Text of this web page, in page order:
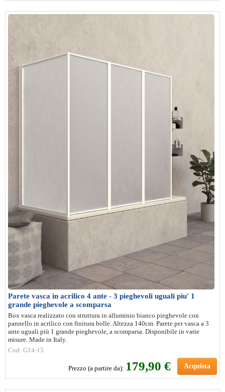
Parete vasca in acrilico 4 ante - 3 pieghevoli uguali piu' 1
grande pieghevole a scomparsa
Box vasca realizzato con struttura in alluminio bianco pieghevole con
pannello in acrilico con finitura bolle. Altezza 140cm. Parete per vasca a 3
ante uguali più 1 grande pieghevole, a scomparsa. Disponibile in varie
misure. Made in Italy.
Cod: G14-15
Prezzo (a partire da): 179,90 € Acquista